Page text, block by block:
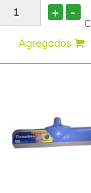
+ -
Agregados :